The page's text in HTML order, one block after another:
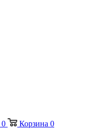
0 Корзина 0